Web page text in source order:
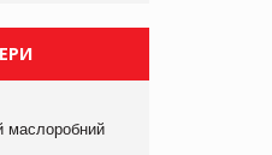
маслоробний